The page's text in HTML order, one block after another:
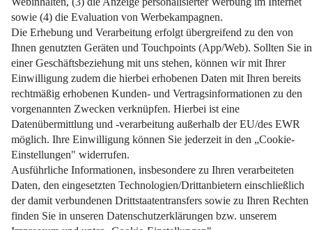
Startseite
Mittel gegen Lebensmittelmotten
Ungebetene Gäste in der Küche? Mit diesen Tipps wird man
sie schnell wieder los.
Weiterlesen